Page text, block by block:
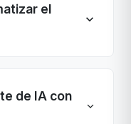
el
de IA con